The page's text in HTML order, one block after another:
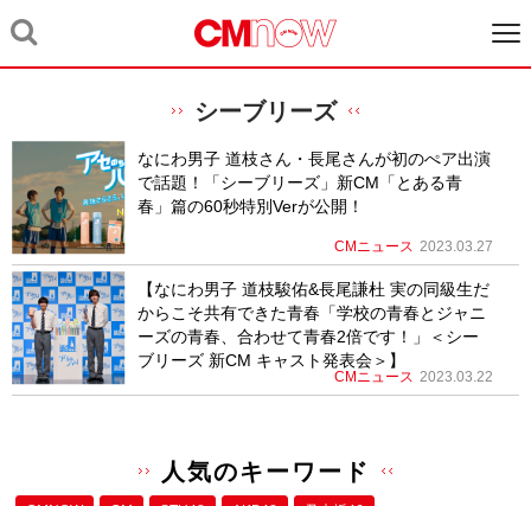
シーブリーズ
なにわ男子 道枝さん・長尾さんが初のぺア出演
で話題！「シーブリーズ」新CM「とある青
春」篇の60秒特別Verが公開！
CMニュース 2023.03.27
【なにわ男子 道枝駿佑&長尾謙杜 実の同級生だ
からこそ共有できた青春「学校の青春とジャニ
ーズの青春、合わせて青春2倍です！」＜シー
ブリーズ 新CM キャスト発表会＞】
CMニュース 2023.03.22
人気のキーワード